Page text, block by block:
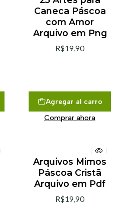
Caneca Páscoa
com Amor
Arquivo em Png
R$19,90
Agregar al carro
Comprar ahora
Arquivos Mimos
Páscoa Cristã
Arquivo em Pdf
R$19,90